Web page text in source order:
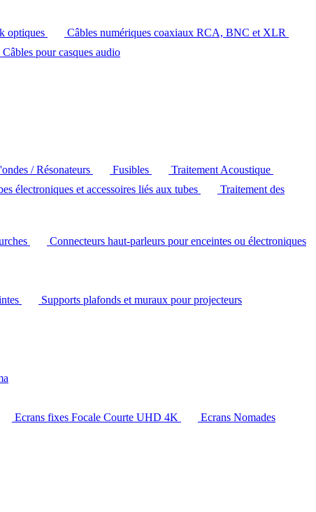
optiques
Câbles numériques coaxiaux RCA, BNC et XLR
Câbles pour casques audio
/ Résonateurs Fusibles
Traitement Acoustique
électroniques et accessoires liés aux tubes
Traitement des
Connecteurs haut-parleurs pour enceintes ou électroniques
Supports plafonds et muraux pour projecteurs
Ecrans fixes Focale Courte UHD 4K
Ecrans Nomades